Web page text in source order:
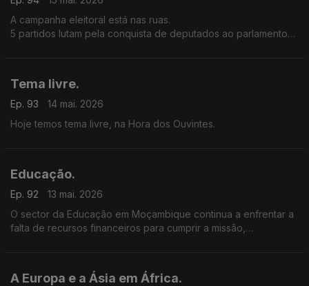
A campanha eleitoral está nas ruas.
5 partidos lutam pela conquista de deputados ao parlamento
Tema livre.
Ep. 93
14 mai. 2026
Hoje temos tema livre, na Hora dos Ouvintes.
Educação.
Ep. 92
13 mai. 2026
O sector da Educação em Moçambique continua a enfrentar a
falta de recursos financeiros para cumprir a missão,
A Europa e a Ásia em África.